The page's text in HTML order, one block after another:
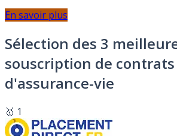
En savoir plus
Sélection des 3
souscription de contrats
d'assurance-vie
🥇 1